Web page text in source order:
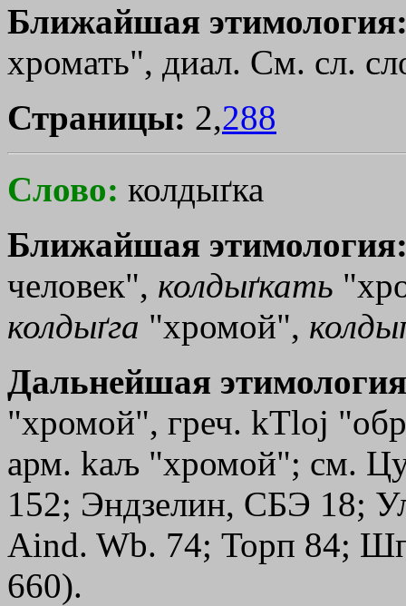
Ближайшая
хромать", диал. См. сл.
Страницы: 2,288
Слово: колдыґка
Ближайшая
человек", колдыґкать
колдыґга "хромой",
Дальнейшая
"хромой", греч. kТloj
арм. kаљ "хромой"; см.
152; Эндзелин, СБЭ 18;
Aind. Wb. 74; Торп 84;
660).